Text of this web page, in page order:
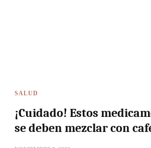
SALUD
¡Cuidado! Estos
se deben mezclar con